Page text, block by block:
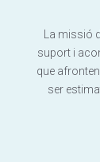
La missió
suport i
que
ser